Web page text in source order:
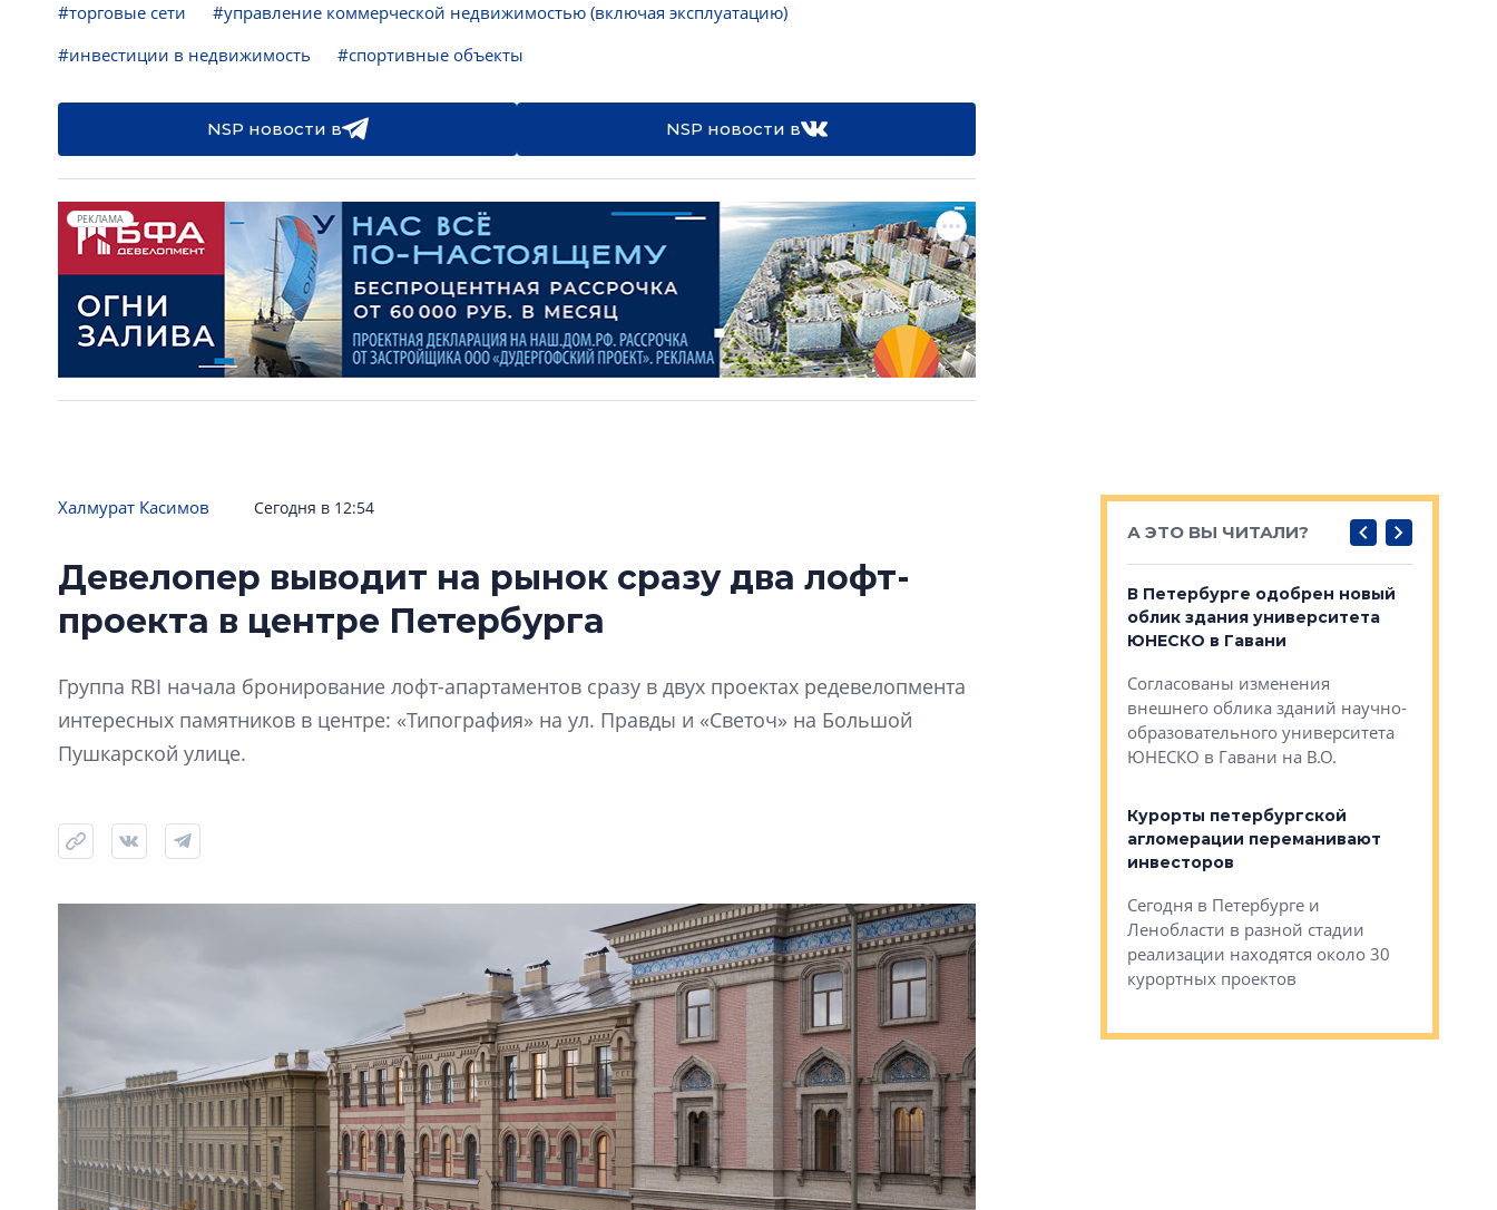
#торговые сети
#управление коммерческой недвижимостью (включая эксплуатацию)
#инвестиции в недвижимость
#спортивные объекты
NSP новости в NSP новости в
РЕКЛАМА
Халмурат Касимов Сегодня в 12:54
Девелопер выводит на рынок сразу два лофт-
проекта в центре Петербурга
Группа RBI начала бронирование лофт-апартаментов сразу в двух проектах редевелопмента
интересных памятников в центре: «Типография» на ул. Правды и «Светоч» на Большой
Пушкарской улице.
А ЭТО ВЫ ЧИТАЛИ?
Усадьба Торосово — антидот
эпохи фальш-панелей
В Петербурге одобрен новый
облик здания университета
ЮНЕСКО в Гавани
Согласованы изменения
внешнего облика зданий научно-
образовательного университета
ЮНЕСКО в Гавани на В.О.
Курорты петербургской
агломерации переманивают
инвесторов
Сегодня в Петербурге и
Ленобласти в разной стадии
реализации находятся около 30
курортных проектов